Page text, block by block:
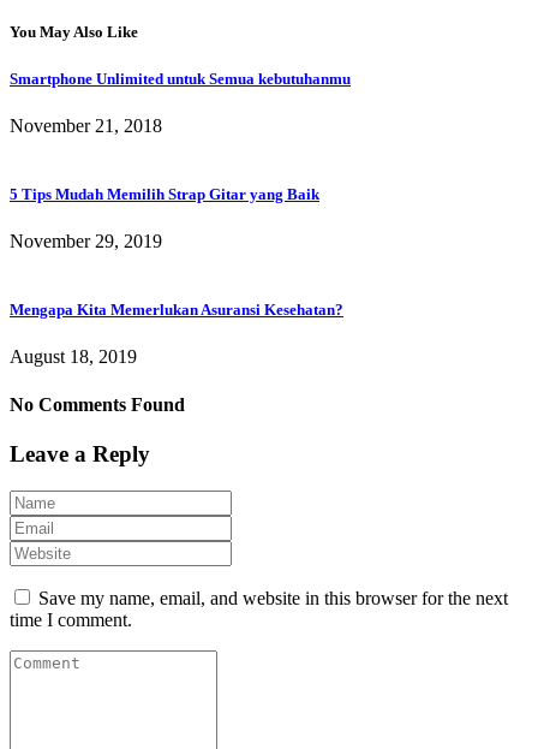
You May Also Like
Smartphone Unlimited untuk Semua kebutuhanmu
November 21, 2018
5 Tips Mudah Memilih Strap Gitar yang Baik
November 29, 2019
Mengapa Kita Memerlukan Asuransi Kesehatan?
August 18, 2019
No Comments Found
Leave a Reply
Save my name, email, and website in this browser for the next
time I comment.